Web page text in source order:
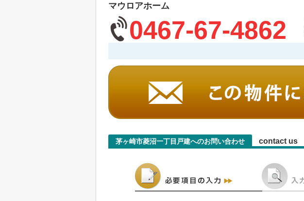
マウロアホーム
0467-67-4862
茅ヶ崎市菱沼一丁目戸建へのお問い合わせ contact us